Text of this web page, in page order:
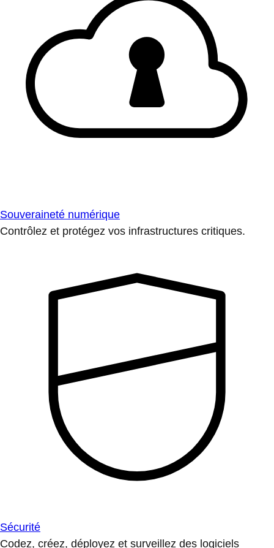
Souveraineté numérique
Contrôlez et protégez vos infrastructures critiques.
Sécurité
Codez, créez, déployez et surveillez des logiciels